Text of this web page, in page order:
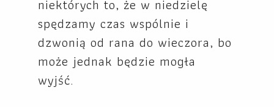
niektórych to, że w niedzielę
spędzamy czas wspólnie i
dzwonią od rana do wieczora, bo
może jednak będzie mogła
wyjść.